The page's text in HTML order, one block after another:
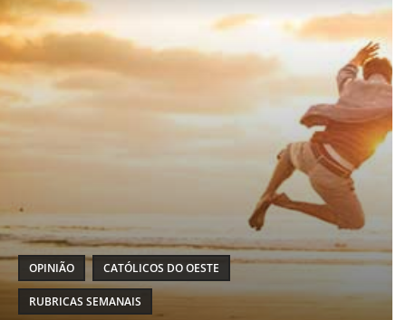
OPINIÃO CATÓLICOS DO OESTE
RUBRICAS SEMANAIS